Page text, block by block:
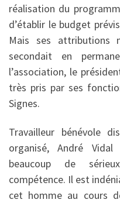
réalisation du
d’établir le budget
Mais ses attributions
secondait en
l’association, le
très pris par ses
Signes.
Travailleur bénévole
organisé, André
beaucoup de
compétence. Il est
cet homme au cours